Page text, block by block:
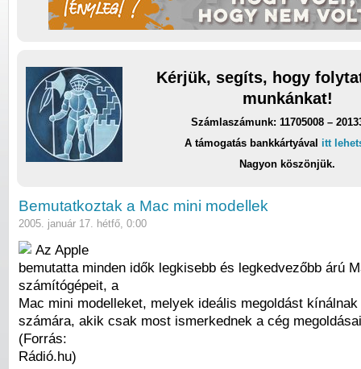
Kérjük, segíts, hogy
munkánkat!
Számlaszámunk: 11705008 –
A támogatás bankkártyával itt
Nagyon köszönjük.
Bemutatkoztak a Mac mini modellek
2005. január 17. hétfő, 0:00
Az Apple
bemutatta minden idők legkisebb és legkedvezőbb árú
számítógépeit, a
Mac mini modelleket, melyek ideális megoldást
számára, akik csak most ismerkednek a cég
(Forrás:
Rádió.hu)